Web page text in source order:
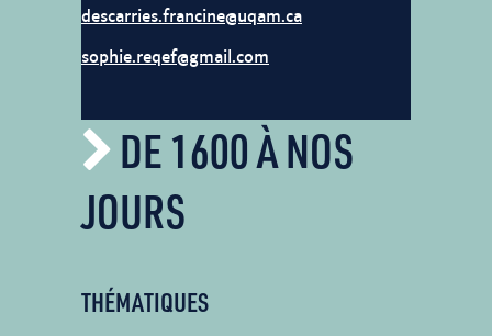
descarries.francine@uqam.ca
sophie.reqef@gmail.com
DE 1600 À NOS
JOURS
THÉMATIQUES